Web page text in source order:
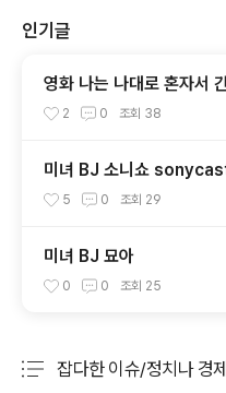
인기글
영화 나는 나대로 혼자서
anaka Yuko, 田中裕子
2 0 조회 38
미녀 BJ 소니쇼
5 0 조회 29
미녀 BJ 묘아
0 0 조회 25
잡다한 이슈/정치나 경제